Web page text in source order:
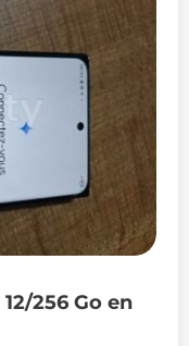
256 Go en